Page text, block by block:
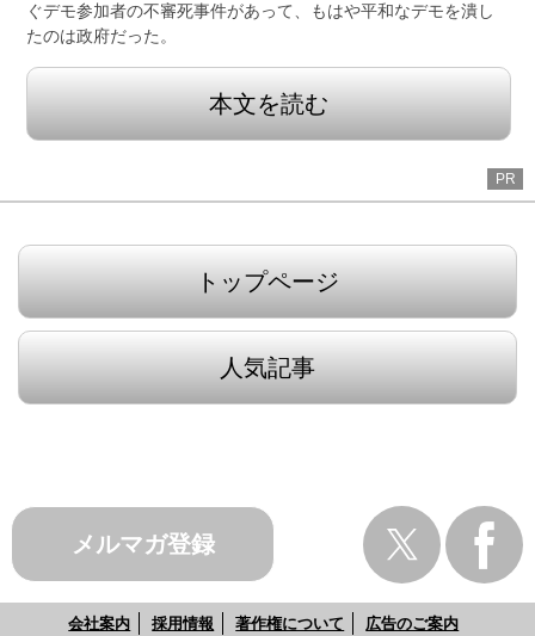
ぐデモ参加者の不審死事件があって、もはや平和なデモを潰し
たのは政府だった。
本文を読む
PR
トップページ
人気記事
メルマガ登録
会社案内 採用情報 著作権について 広告のご案内